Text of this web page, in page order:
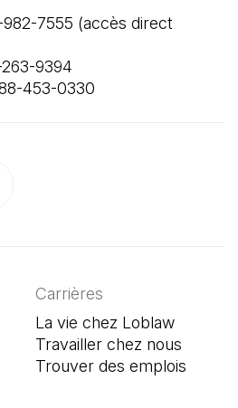
514-982-7555 (accès direct
453-0330
Carrières
La vie chez Loblaw
Travailler chez nous
Trouver des emplois